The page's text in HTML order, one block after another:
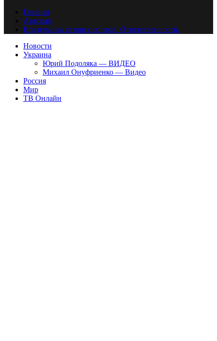
Главная
Авторам
Владельцам авторских прав. Ответственности.
Новости
Украина
Юрий Подоляка — ВИДЕО
Михаил Онуфриенко — Видео
Россия
Мир
ТВ Онлайн